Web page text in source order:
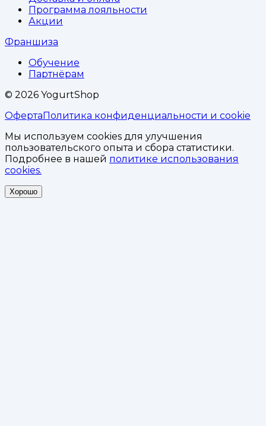
Программа лояльности
Акции
Франшиза
Обучение
Партнёрам
© 2026 YogurtShop
Оферта Политика конфиденциальности и cookie
Мы используем cookies для улучшения
пользовательского опыта и сбора статистики.
Подробнее в нашей политике использования
cookies.
Хорошо